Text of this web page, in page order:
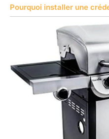
Pourquoi installer une